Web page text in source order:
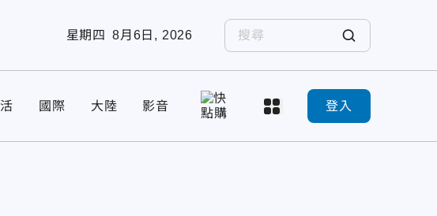
星期四 8月6日, 2026
國際 大陸 影音 登入